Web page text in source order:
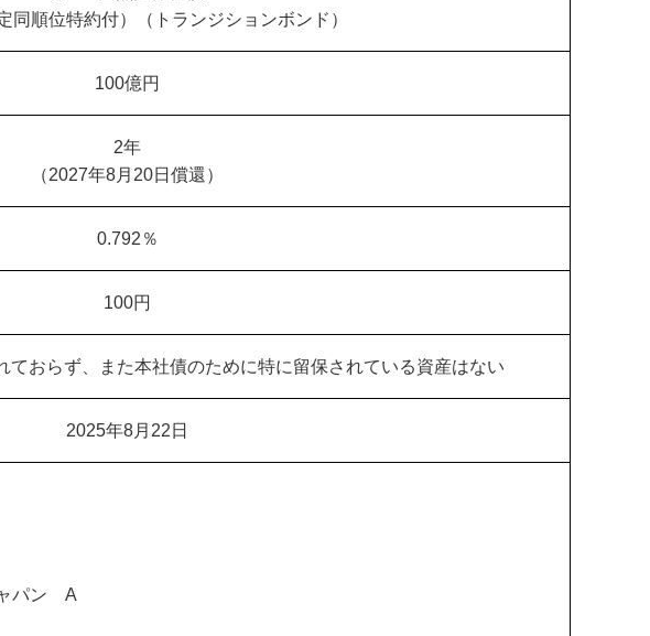
同順位特約付）（トランジションボンド）
100億円
2年
（2027年8月20日償還）
0.792％
100円
ておらず、また本社債のために特に留保されている資産はない
2025年8月22日
パン A